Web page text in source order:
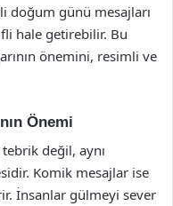
doğum günü mesajları
hale getirebilir. Bu
önemini, resimli ve
Önemi
değil, aynı
Komik mesajlar ise
İnsanlar gülmeyi sever